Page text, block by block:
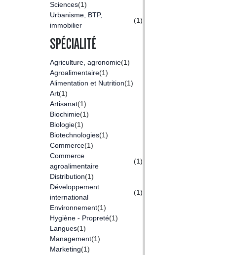
Sciences(1)
Urbanisme, BTP,
immobilier
(1)
SPÉCIALITÉ
Agriculture, agronomie(1)
Agroalimentaire(1)
Alimentation et Nutrition(1)
Art(1)
Artisanat(1)
Biochimie(1)
Biologie(1)
Biotechnologies(1)
Commerce(1)
Commerce
agroalimentaire
(1)
Distribution(1)
Développement
international
(1)
Environnement(1)
Hygiène - Propreté(1)
Langues(1)
Management(1)
Marketing(1)